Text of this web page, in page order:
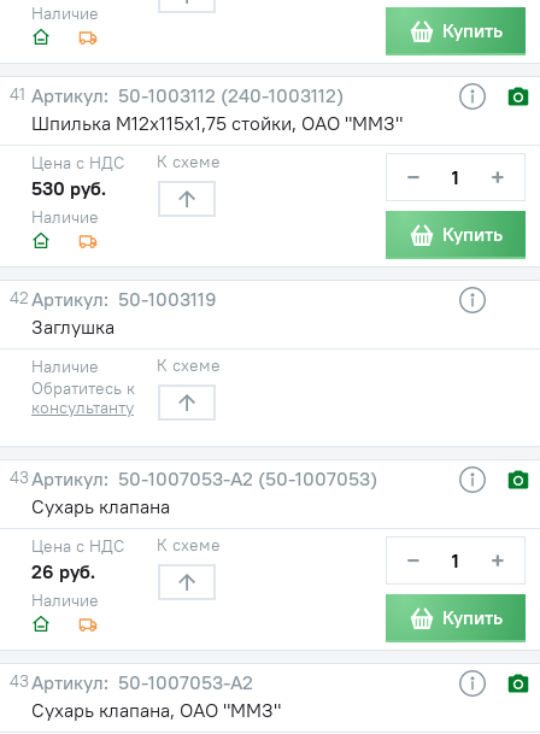
Наличие
Купить
41
50-1003112 (240-1003112)
Шпилька М12х115х1,75 стойки, ОАО "ММЗ"
Наличие
Цена с НДС
530 руб.
К схеме − +
Купить
42
50-1003119
Заглушка
Наличие
Обратитесь к
консультанту
К схеме
43
50-1007053-А2 (50-1007053)
Сухарь клапана
Наличие
Цена с НДС
26 руб.
К схеме − +
Купить
43
50-1007053-А2
Сухарь клапана, ОАО "ММЗ"